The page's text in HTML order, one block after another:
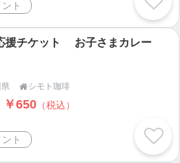
ト
援チケット お子さまカレー
シモト珈琲
￥650 （税込）
ト